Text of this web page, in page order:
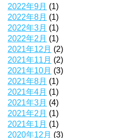
2022年9月 (1)
2022年8月 (1)
2022年3月 (1)
2022年2月 (1)
2021年12月 (2)
2021年11月 (2)
2021年10月 (3)
2021年8月 (1)
2021年4月 (1)
2021年3月 (4)
2021年2月 (1)
2021年1月 (1)
2020年12月 (3)